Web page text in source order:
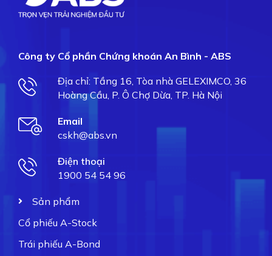
Công ty Cổ phần Chứng khoán An Bình - ABS
Địa chỉ: Tầng 16, Tòa nhà GELEXIMCO, 36
Hoàng Cầu, P. Ô Chợ Dừa, TP. Hà Nội
Email
cskh@abs.vn
Điện thoại
1900 54 54 96
Sản phẩm
Cổ phiếu A-Stock
Trái phiếu A-Bond